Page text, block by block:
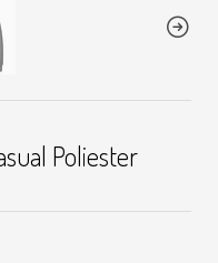
Poliester